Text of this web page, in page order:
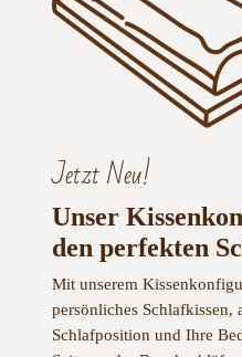
Jetzt Neu!
Unser
den perfekten
Mit unserem
persönliches Schlafkissen,
Schlafposition und Ihre